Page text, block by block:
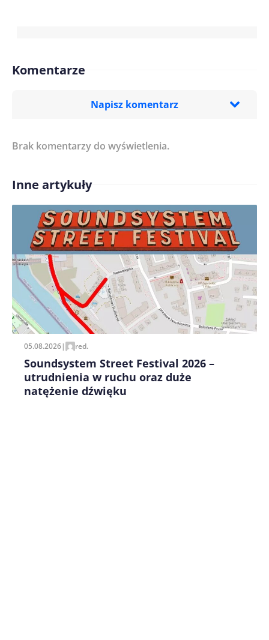
Komentarze
Napisz komentarz
Treść komentarza*
Imię/ Nick*
Zapamiętaj moje dane w tej przeglądarce podczas
pisania kolejnych komentarzy.
Brak komentarzy do wyświetlenia.
Inne artykuły
05.08.2026| red.
Soundsystem Street Festival 2026 –
utrudnienia w ruchu oraz duże
natężenie dźwięku